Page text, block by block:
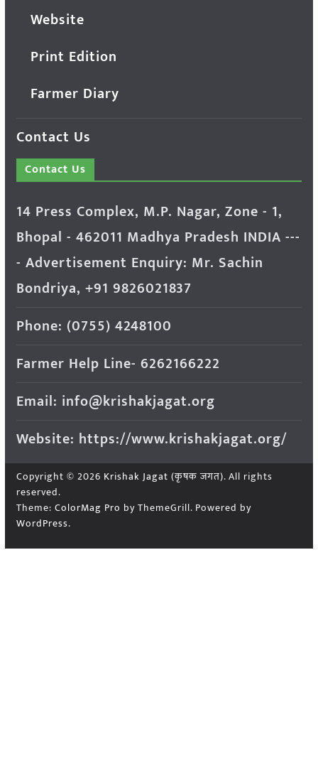
Website
Print Edition
Farmer Diary
Contact Us
Contact Us
14 Press Complex, M.P. Nagar, Zone - 1,
Bhopal - 462011 Madhya Pradesh INDIA ---
- Advertisement Enquiry: Mr. Sachin
Bondriya, +91 9826021837
Phone: (0755) 4248100
Farmer Help Line- 6262166222
Email: info@krishakjagat.org
Website: https://www.krishakjagat.org/
Copyright © 2026 Krishak Jagat (कृषक जगत). All rights
reserved.
Theme: ColorMag Pro by ThemeGrill. Powered by
WordPress.